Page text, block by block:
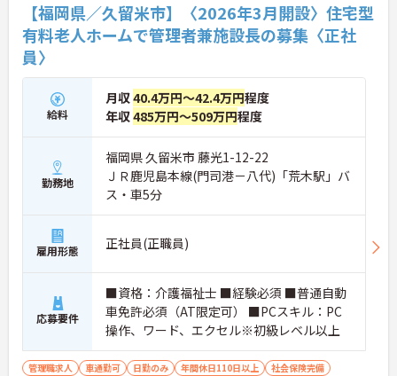
【福岡県／久留米市】〈2026年3月開設〉住宅型
有料老人ホームで管理者兼施設長の募集〈正社
員〉
給料
月収40.4万円～42.4万円程度
年収485万円～509万円程度
勤務地
福岡県 久留米市 藤光1-12-22
ＪＲ鹿児島本線(門司港－八代)「荒木駅」バ
ス・車5分
雇用形態 正社員(正職員)
応募要件
■資格：介護福祉士 ■経験必須 ■普通自動
車免許必須（AT限定可） ■PCスキル：PC
操作、ワード、エクセル※初級レベル以上
管理職求人 車通勤可 日勤のみ 年間休日110日以上
社会保険完備